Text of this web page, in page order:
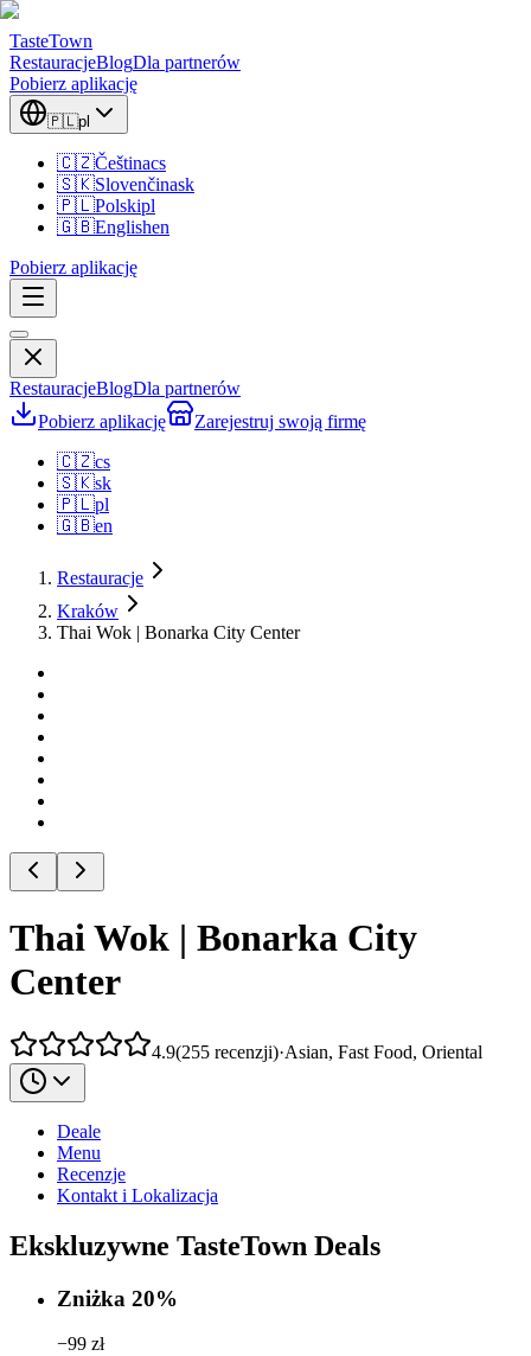
TasteTown
RestauracjeBlogDla partnerów
Pobierz aplikację
🇵🇱pl
🇨🇿Češtinacs
🇸🇰Slovenčinask
🇵🇱Polskipl
🇬🇧Englishen
Pobierz aplikację
RestauracjeBlogDla partnerów
Pobierz aplikację
Zarejestruj swoją firmę
🇨🇿cs
🇸🇰sk
🇵🇱pl
🇬🇧en
Restauracje
Kraków
Thai Wok | Bonarka City Center
Thai Wok | Bonarka City
Center
4.9(255 recenzji)·Asian, Fast Food, Oriental
Deale
Menu
Recenzje
Kontakt i Lokalizacja
Ekskluzywne TasteTown Deals
Zniżka 20%
−99 zł